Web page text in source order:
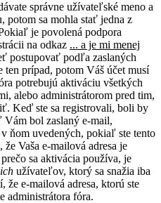
správne užívateľské meno a
potom sa mohla stať jedna z
je povolená podpora
na odkaz ... a je mi menej
postupovať podľa zaslaných
prípad, potom Váš účet musí
potrebujú aktiváciu všetkých
alebo administrátorom pred tim,
Keď ste sa registrovali, boli by
bol zaslaný e-mail,
ňom uvedených, pokiaľ ste tento
Vaša e-mailová adresa je
sa aktivácia používa, je
užívateľov, ktorý sa snažia iba
e-mailová adresa, ktorú ste
administrátora fóra.